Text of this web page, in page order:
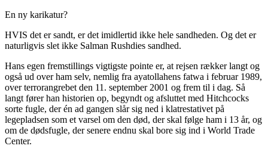
En ny karikatur?
HVIS det er sandt, er det imidlertid ikke hele sandheden. Og det er
naturligvis slet ikke Salman Rushdies sandhed.
Hans egen fremstillings vigtigste pointe er, at rejsen rækker langt og
også ud over ham selv, nemlig fra ayatollahens fatwa i februar 1989,
over terrorangrebet den 11. september 2001 og frem til i dag. Så
langt fører han historien op, begyndt og afsluttet med Hitchcocks
sorte fugle, der én ad gangen slår sig ned i klatrestativet på
legepladsen som et varsel om den død, der skal følge ham i 13 år, og
om de dødsfugle, der senere endnu skal bore sig ind i World Trade
Center.